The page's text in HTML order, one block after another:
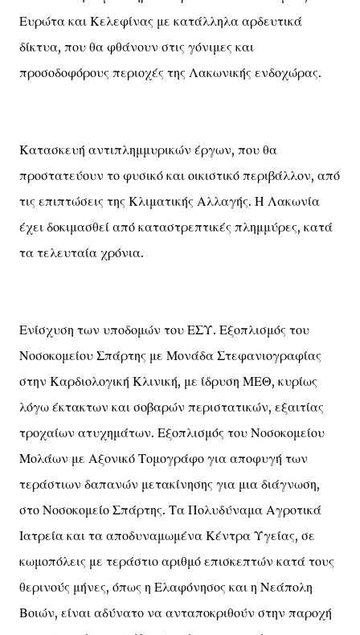
Ευρώτα και Κελεφίνας με κατάλληλα αρδευτικά
δίκτυα, που θα φθάνουν στις γόνιμες και
προσοδοφόρους περιοχές της Λακωνικής ενδοχώρας.
Κατασκευή αντιπλημμυρικών έργων, που θα
προστατεύουν το φυσικό και οικιστικό περιβάλλον, από
τις επιπτώσεις της Κλιματικής Αλλαγής. Η Λακωνία
έχει δοκιμασθεί από καταστρεπτικές πλημμύρες, κατά
τα τελευταία χρόνια.
Ενίσχυση των υποδομών του ΕΣΥ. Εξοπλισμός του
Νοσοκομείου Σπάρτης με Μονάδα Στεφανιογραφίας
στην Καρδιολογική Κλινική, με ίδρυση ΜΕΘ, κυρίως
λόγω έκτακτων και σοβαρών περιστατικών, εξαιτίας
τροχαίων ατυχημάτων. Εξοπλισμός του Νοσοκομείου
Μολάων με Αξονικό Τομογράφο για αποφυγή των
τεράστιων δαπανών μετακίνησης για μια διάγνωση,
στο Νοσοκομείο Σπάρτης. Τα Πολυδύναμα Αγροτικά
Ιατρεία και τα αποδυναμωμένα Κέντρα Υγείας, σε
κωμοπόλεις με τεράστιο αριθμό επισκεπτών κατά τους
θερινούς μήνες, όπως η Ελαφόνησος και η Νεάπολη
Βοιών, είναι αδύνατο να ανταποκριθούν στην παροχή